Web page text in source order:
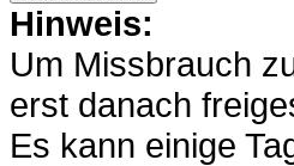
Hinweis:
Um Missbrauch
erst danach
Es kann einige